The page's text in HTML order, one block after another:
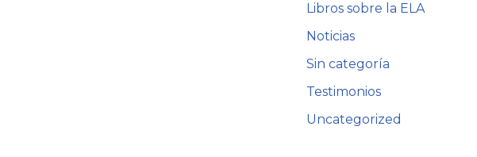
Libros sobre la ELA
Noticias
Sin categoría
Testimonios
Uncategorized